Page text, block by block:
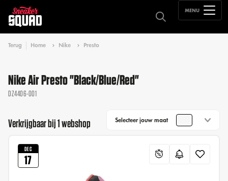
MENU
Terug Home Nike Presto
Nike Air Presto "Black/Blue/Red"
DZ4406-001
Verkrijgbaar bij 1 webshop Selecteer jouw maat
DEC
17